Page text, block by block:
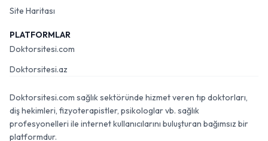
Site Haritası
PLATFORMLAR
Doktorsitesi.com
Doktorsitesi.az
Doktorsitesi.com sağlık sektöründe hizmet veren tıp doktorları,
diş hekimleri, fizyoterapistler, psikologlar vb. sağlık
profesyonelleri ile internet kullanıcılarını buluşturan bağımsız bir
platformdur.